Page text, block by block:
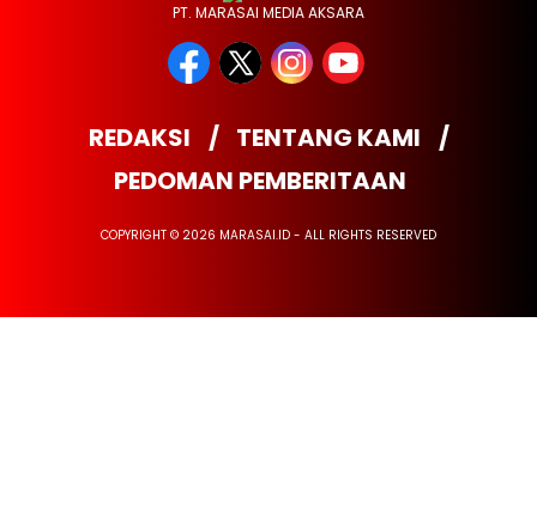
PT. MARASAI MEDIA AKSARA
REDAKSI
TENTANG KAMI
PEDOMAN PEMBERITAAN
COPYRIGHT © 2026 MARASAI.ID - ALL RIGHTS RESERVED